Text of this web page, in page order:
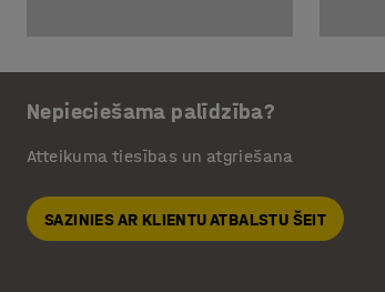
Nepieciešama palīdzība?
Atteikuma tiesības un atgriešana
SAZINIES AR KLIENTU ATBALSTU ŠEIT